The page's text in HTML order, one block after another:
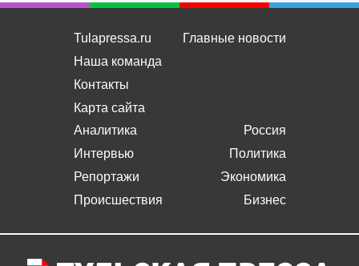
Tulapressa.ru
Наша команда
Контакты
Карта сайта
Главные новости
Аналитика
Интервью
Репортажи
Происшествия
Россия
Политика
Экономика
Бизнес